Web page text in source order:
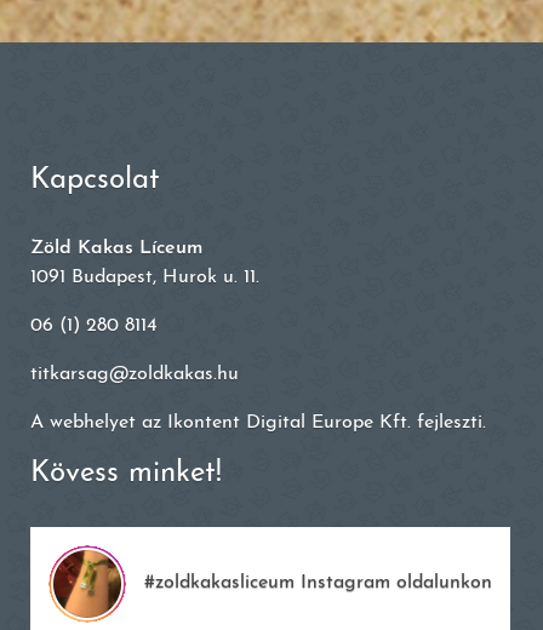
Kapcsolat
Zöld Kakas Líceum
1091 Budapest, Hurok u. 11.
06 (1) 280 8114
titkarsag@zoldkakas.hu
A webhelyet az Ikontent Digital Europe Kft. fejleszti.
Kövess minket!
#zoldkakasliceum Instagram oldalunkon